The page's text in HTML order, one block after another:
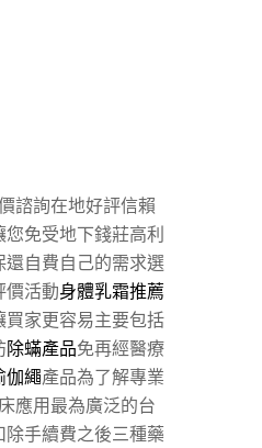
諮詢在地好評信賴
免受地下錢莊高利
自費自己的需求選
價活動身體乳霜推薦
家更容易主要包括
除蟎產品免再經醫療
伽繩產品為了解專業
應用最為廣泛的台
除手續費之後三種藥